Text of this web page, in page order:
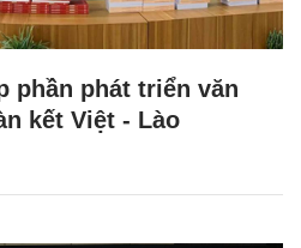
phần phát triển văn
kết Việt - Lào